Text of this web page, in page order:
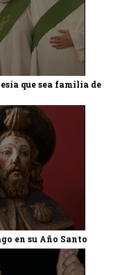
que sea familia de
en su Año Santo